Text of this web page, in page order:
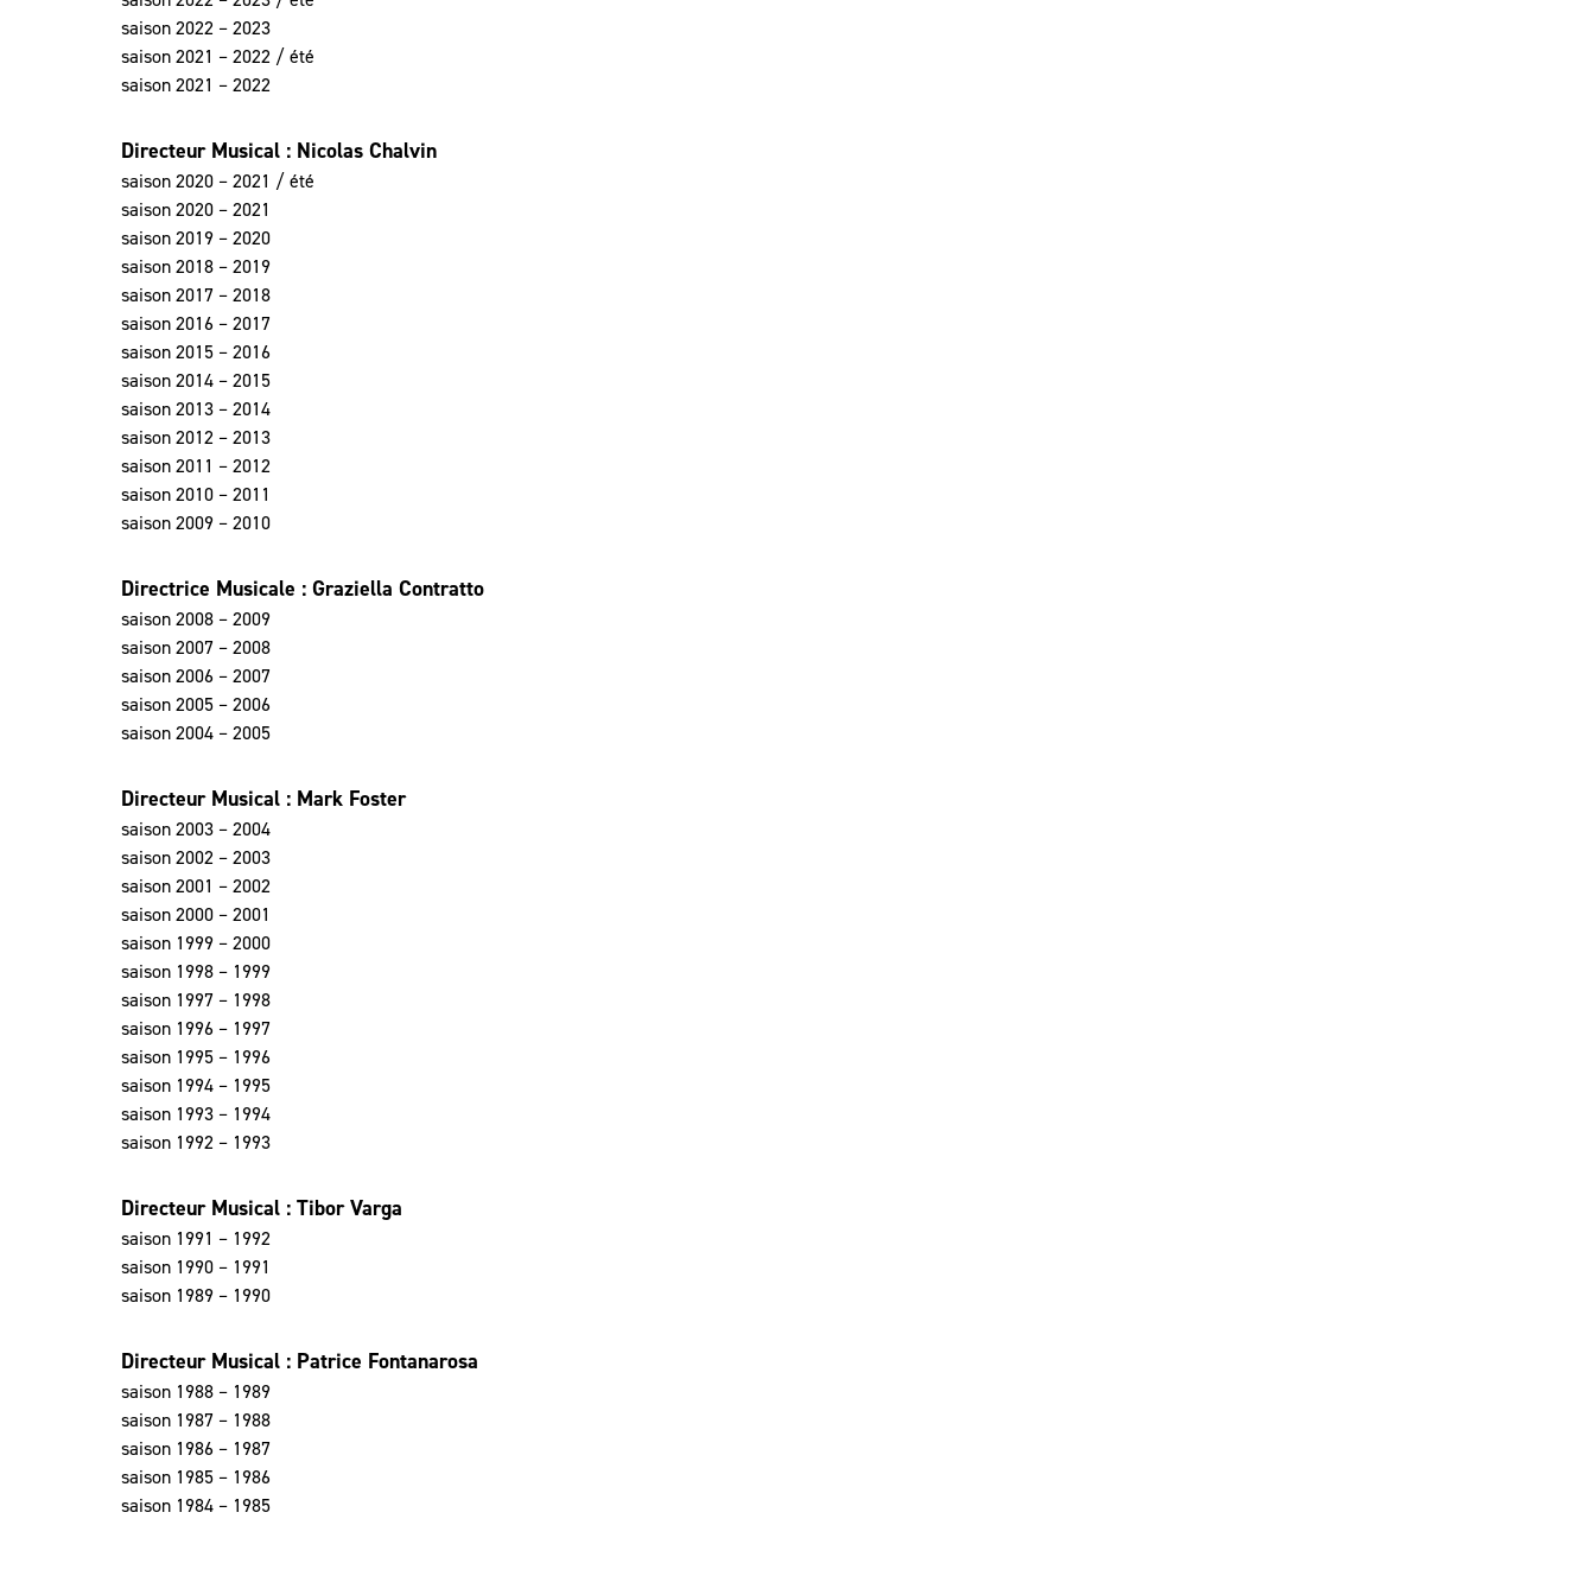
saison 2022 – 2023
saison 2021 – 2022 / été
saison 2021 – 2022
Directeur Musical : Nicolas Chalvin
saison 2020 – 2021 / été
saison 2020 – 2021
saison 2019 – 2020
saison 2018 – 2019
saison 2017 – 2018
saison 2016 – 2017
saison 2015 – 2016
saison 2014 – 2015
saison 2013 – 2014
saison 2012 – 2013
saison 2011 – 2012
saison 2010 – 2011
saison 2009 – 2010
Directrice Musicale : Graziella Contratto
saison 2008 – 2009
saison 2007 – 2008
saison 2006 – 2007
saison 2005 – 2006
saison 2004 – 2005
Directeur Musical : Mark Foster
saison 2003 – 2004
saison 2002 – 2003
saison 2001 – 2002
saison 2000 – 2001
saison 1999 – 2000
saison 1998 – 1999
saison 1997 – 1998
saison 1996 – 1997
saison 1995 – 1996
saison 1994 – 1995
saison 1993 – 1994
saison 1992 – 1993
Directeur Musical : Tibor Varga
saison 1991 – 1992
saison 1990 – 1991
saison 1989 – 1990
Directeur Musical : Patrice Fontanarosa
saison 1988 – 1989
saison 1987 – 1988
saison 1986 – 1987
saison 1985 – 1986
saison 1984 – 1985